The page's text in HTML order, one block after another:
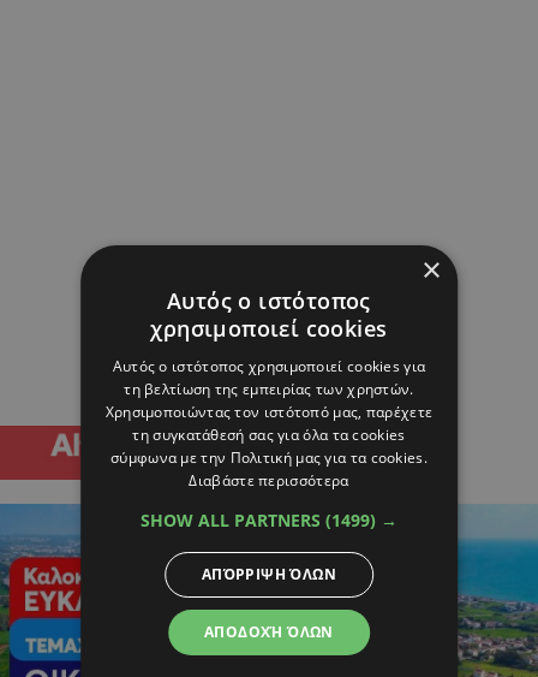
×
Αυτός ο ιστότοπος
χρησιμοποιεί cookies
Αυτός ο ιστότοπος χρησιμοποιεί cookies για
τη βελτίωση της εμπειρίας των χρηστών.
Χρησιμοποιώντας τον ιστότοπό μας, παρέχετε
τη συγκατάθεσή σας για όλα τα cookies
σύμφωνα με την Πολιτική μας για τα cookies.
Διαβάστε περισσότερα
SHOW ALL PARTNERS (1499) →
ΑΠΟΔΟΧΉ ΌΛΩΝ
ΑΠΌΡΡΙΨΗ ΌΛΩΝ